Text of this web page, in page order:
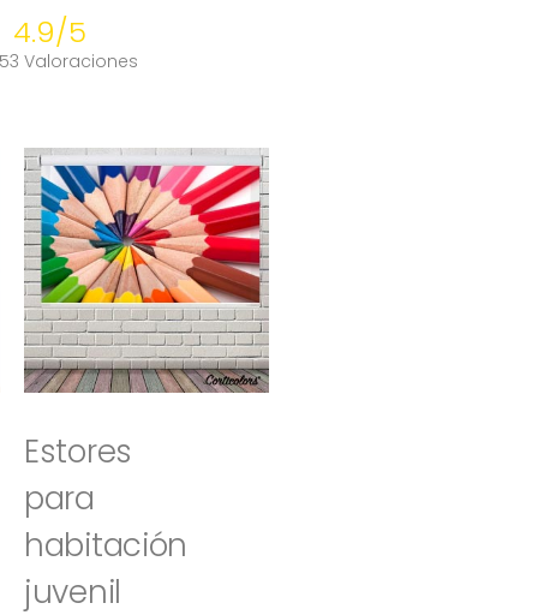
4.9/5
Valoraciones
Estores
para
habitación
juvenil